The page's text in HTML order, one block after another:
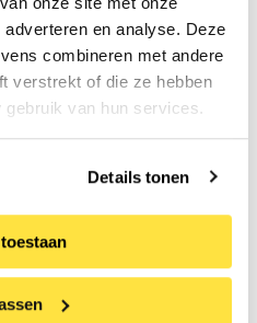
en analyse. Deze
combineren met andere
verstrekt of die ze hebben
van hun services.
Details tonen
Sandhu